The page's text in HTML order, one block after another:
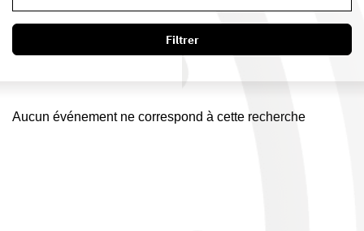
Filtrer
Aucun événement ne correspond à cette recherche